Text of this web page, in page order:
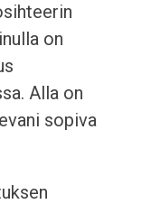
on
Alla on
sopiva